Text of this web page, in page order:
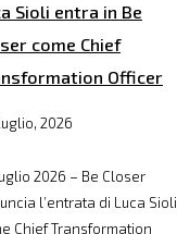
Sioli entra in Be
come Chief
Officer
2026
2026 – Be Closer
l’entrata di Luca Sioli
Chief Transformation